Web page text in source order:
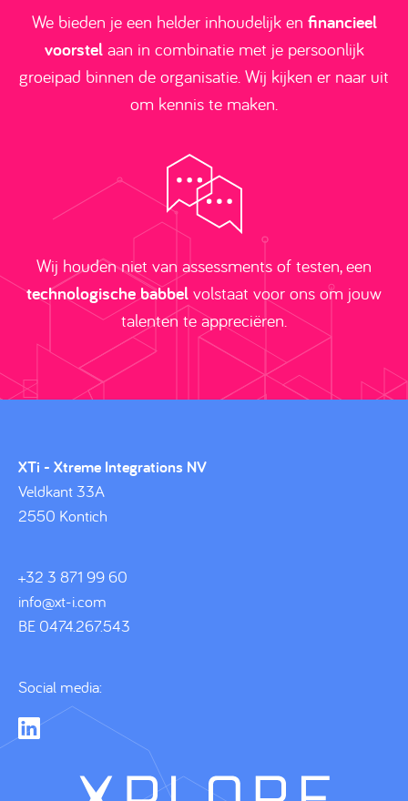
We bieden je een helder inhoudelijk en financieel
voorstelaan in combinatie met je persoonlijk
groeipad binnen de organisatie. Wij kijken er naar uit
om kennis te maken.
Wij houden niet van assessments of testen, een
technologische babbel volstaat voor ons om jouw
talenten te appreciëren.
XTi - Xtreme Integrations NV
Veldkant 33A
2550 Kontich
+32 3 871 99 60
info@xt-i.com
BE 0474.267.543
Social media: